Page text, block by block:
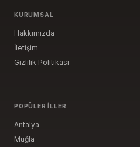
KURUMSAL
Hakkımızda
İletişim
Gizlilik Politikası
POPÜLER İLLER
Antalya
Muğla